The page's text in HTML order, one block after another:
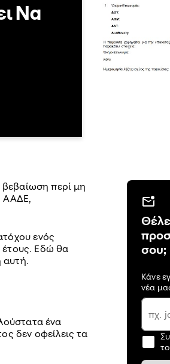
Να
βεβαίωση περί μη
ΑΑΔΕ,
ενός
έτους. Εδώ θα
αυτή.
ένα
δεν οφείλεις τα
σου;
Κάνε
νέα